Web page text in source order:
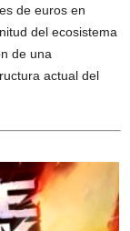
de euros en
del ecosistema
de una
actual del